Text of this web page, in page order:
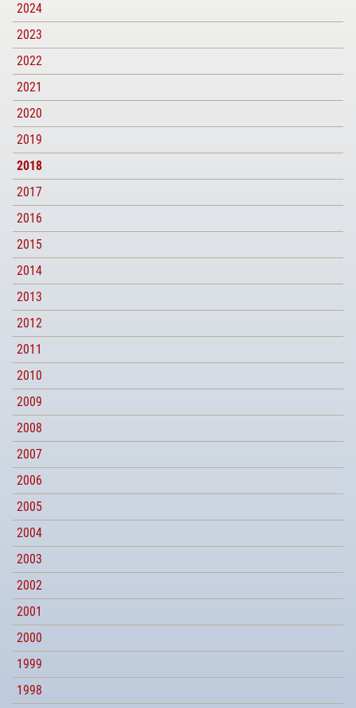
2024
2023
2022
2021
2020
2019
2018
2017
2016
2015
2014
2013
2012
2011
2010
2009
2008
2007
2006
2005
2004
2003
2002
2001
2000
1999
1998